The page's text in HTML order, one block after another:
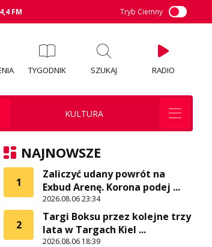
FM Tryb Ciemny
TYGODNIK SZUKAJ RADIO
KULTURA
NAJNOWSZE
1
Zaliczyć udany powrót na
Exbud Arenę. Korona podej ...
2026.08.06 23:34
2
Targi Boksu przez kolejne trzy
lata w Targach Kiel ...
2026.08.06 18:39